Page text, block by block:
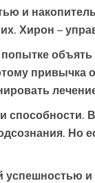
и
Хирон –
Но